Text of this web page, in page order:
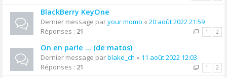
BlackBerry KeyOne
Dernier message paryour momo « 20 août 2022 21:59
Réponses : 21 1 2
On en parle ... (de matos)
Dernier message parblake_ch « 11 août 2022 12:03
Réponses : 21 1 2